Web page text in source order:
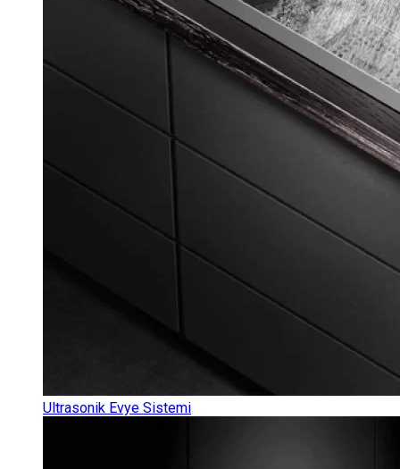
Ultrasonik Evye Sistemi